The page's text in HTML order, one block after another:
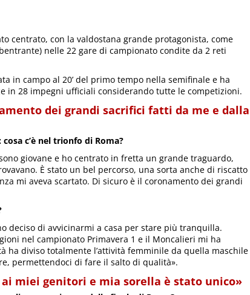
centrato, con la valdostana grande protagonista, come
nelle 22 gare di campionato condite da 2 reti
in campo al 20’ del primo tempo nella semifinale e ha
in 28 impegni ufficiali considerando tutte le competizioni.
dei grandi sacrifici fatti da me e dalla
c’è nel trionfo di Roma?
giovane e ho centrato in fretta un grande traguardo,
È stato un bel percorso, una sorta anche di riscatto
mi aveva scartato. Di sicuro è il coronamento dei grandi
deciso di avvicinarmi a casa per stare più tranquilla.
nel campionato Primavera 1 e il Moncalieri mi ha
ha diviso totalmente l’attività femminile da quella maschile
permettendoci di fare il salto di qualità».
miei genitori e mia sorella è stato unico»